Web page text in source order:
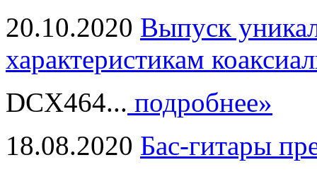
20.10.2020 Выпуск
характеристикам
DCX464... подробнее»
18.08.2020 Бас-гитары